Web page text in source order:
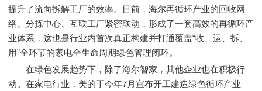
提升了流向拆解工厂的效率。目前，海尔再循环产业的回收网
络、分拣中心、互联工厂紧密联动，形成了一套高效的再循环产
业体系，这也是行业内首次真正构建并打通覆盖“收、运、拆、
用”全环节的家电全生命周期绿色管理闭环。
在绿色发展趋势下，除了海尔智家，其他企业也在积极行
动。在家电行业，美的于今年7月宣布开工建造绿色循环产业